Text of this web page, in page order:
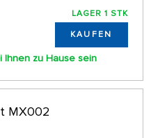
LAGER 1 STK
KAUFEN
Ihnen zu Hause sein
MX002